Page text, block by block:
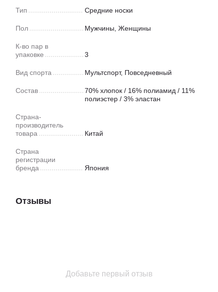
Тип Средние носки
Пол Мужчины, Женщины
К-во пар в
упаковке
3
Вид спорта Мультспорт, Повседневный
Состав
70% хлопок / 16% полиамид / 11%
полиэстер / 3% эластан
Страна-
производитель
товара
Китай
Страна
регистрации
бренда
Япония
Отзывы
Добавьте первый отзыв